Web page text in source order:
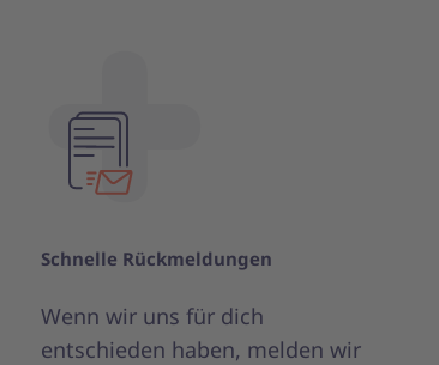
Schnelle Rückmeldungen
Wenn wir uns für dich
entschieden haben, melden wir